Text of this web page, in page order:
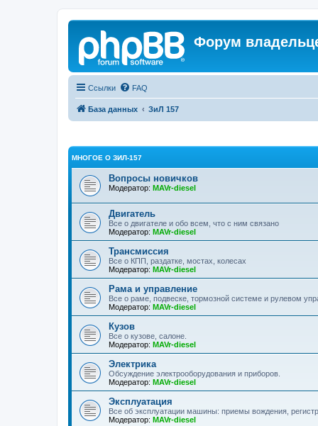
Форум
Ссылки FAQ
База данных ЗиЛ 157
МНОГОЕ О ЗИЛ-157
Вопросы новичков
Модератор: MAVr-diesel
Двигатель
Все о двигателе и обо всем, что с ним связано
Модератор: MAVr-diesel
Трансмиссия
Все о КПП, раздатке, мостах, колесах
Модератор: MAVr-diesel
Рама и управление
Все о раме, подвеске, тормозной системе и рулевом
Модератор: MAVr-diesel
Кузов
Все о кузове, салоне.
Модератор: MAVr-diesel
Электрика
Обсуждение электрооборудования и приборов.
Модератор: MAVr-diesel
Эксплуатация
Все об эксплуатации машины: приемы вождения,
Модератор: MAVr-diesel